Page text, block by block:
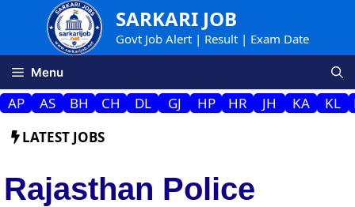
SARKARI JOB
Govt Job Alert | Result | Exam Date
Menu
AP AS BH CH DL GJ HP HR JH KA KL
LATEST JOBS
Rajasthan Police